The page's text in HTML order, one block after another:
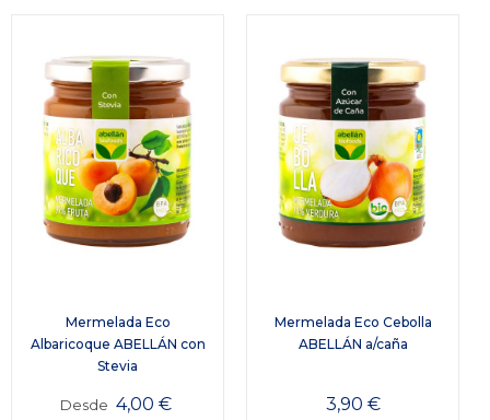
Mermelada Eco
Albaricoque ABELLÁN con
Stevia
Desde 4,00 €
Mermelada Eco Cebolla
ABELLÁN a/caña
3,90 €